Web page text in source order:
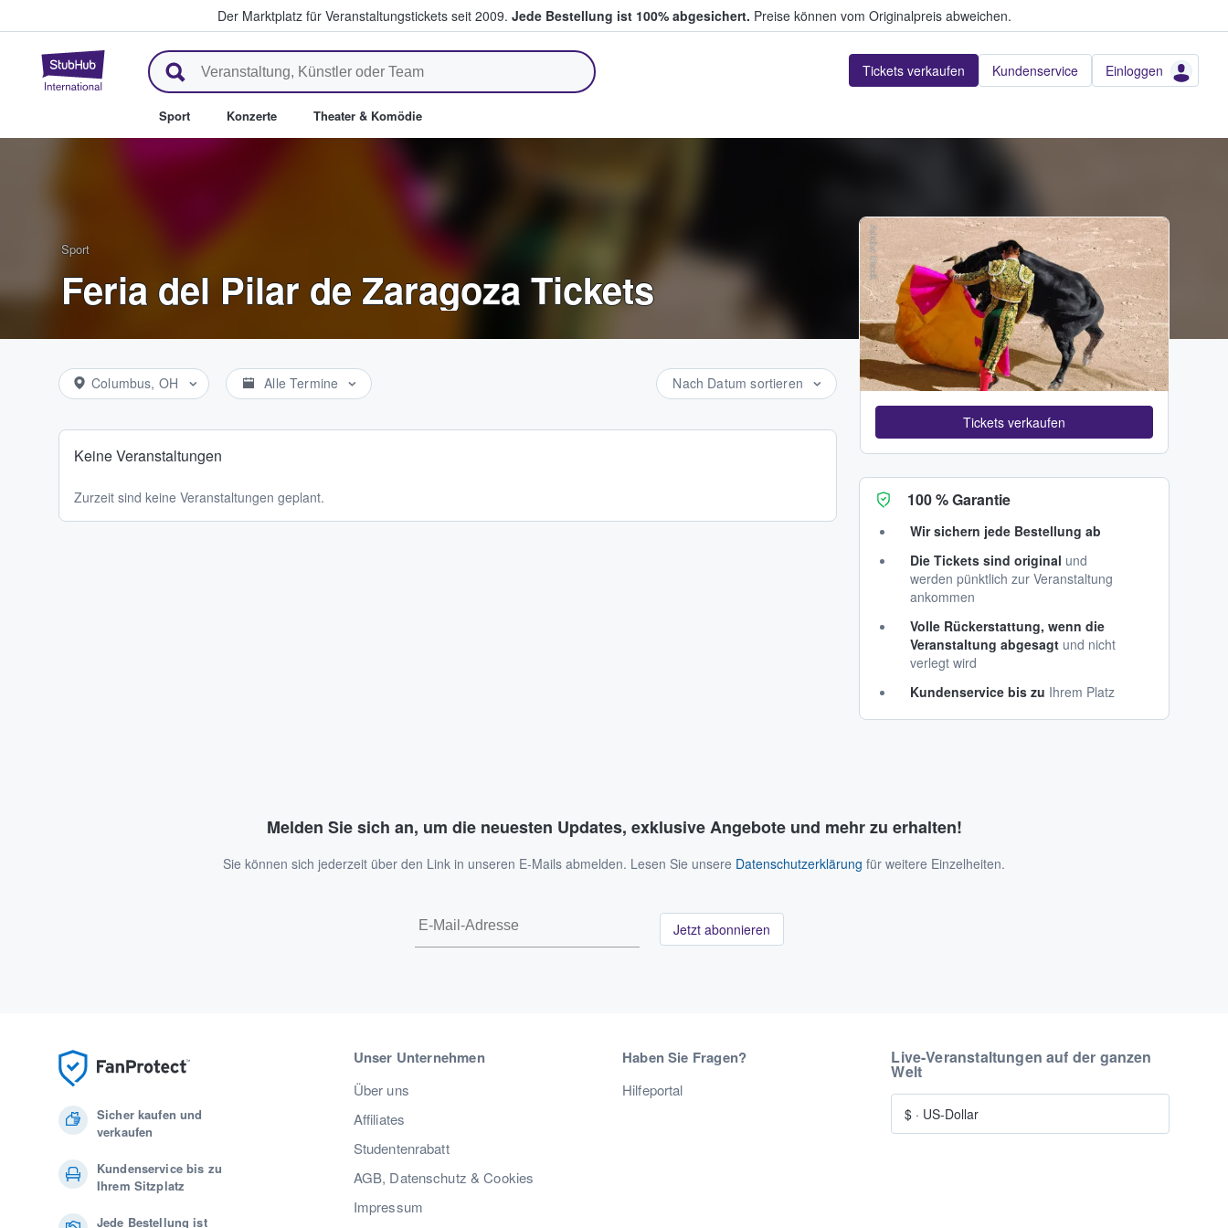
Der Marktplatz für Veranstaltungstickets seit 2009. Jede Bestellung ist 100% abgesichert. Preise können vom Originalpreis abweichen.
StubHub - Wo Fans Tickets kaufen & verkaufen Tickets verkaufen Kundenservice Einloggen
Sport Konzerte Theater & Komödie
Sport
Feria del Pilar de Zaragoza Tickets
Columbus, OH Alle Termine Nach Datum sortieren
Keine Veranstaltungen
Zurzeit sind keine Veranstaltungen geplant.
Adobe Stock
Tickets verkaufen
100 % Garantie
Wir sichern jede Bestellung ab
Die Tickets sind original und
werden pünktlich zur Veranstaltung
ankommen
Volle Rückerstattung, wenn die
Veranstaltung abgesagt und nicht
verlegt wird
Kundenservice bis zu Ihrem Platz
Melden Sie sich an, um die neuesten Updates, exklusive Angebote und mehr zu erhalten!
Sie können sich jederzeit über den Link in unseren E-Mails abmelden. Lesen Sie unsere Datenschutzerklärung für weitere Einzelheiten.
Jetzt abonnieren
Sicher kaufen und
verkaufen
Kundenservice bis zu
Ihrem Sitzplatz
Jede Bestellung ist
Unser Unternehmen
Über uns
Affiliates
Studentenrabatt
AGB, Datenschutz & Cookies
Impressum
Haben Sie Fragen?
Hilfeportal
Live-Veranstaltungen auf der ganzen
Welt
$ · US-Dollar